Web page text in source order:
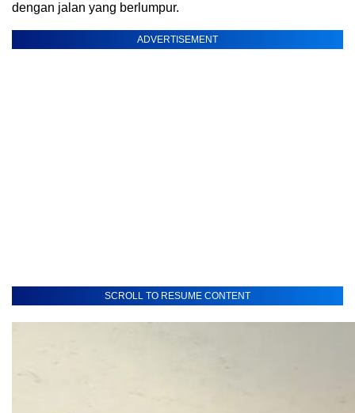
dengan jalan yang berlumpur.
ADVERTISEMENT
SCROLL TO RESUME CONTENT